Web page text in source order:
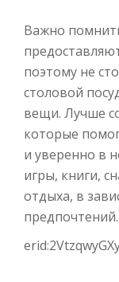
Важно
поэтому не
столовой
вещи. Лучше
которые
и уверенно в
игры, книги,
отдыха, в
предпочтений.